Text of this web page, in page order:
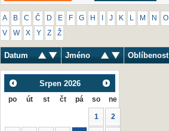
A B C Č D E F G H J K M N O
V W X Y Z Ž
Datum Jméno Oblíbenost
Srpen 2026
po út st čt pá so ne
1 2